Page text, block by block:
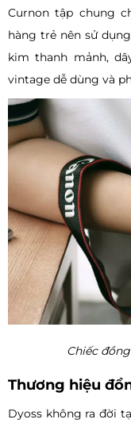
Curnon tập chung
hàng trẻ nên sử
kim thanh mảnh,
vintage dễ dùng và
Chiếc
Thương hiệu
Dyoss không ra đời